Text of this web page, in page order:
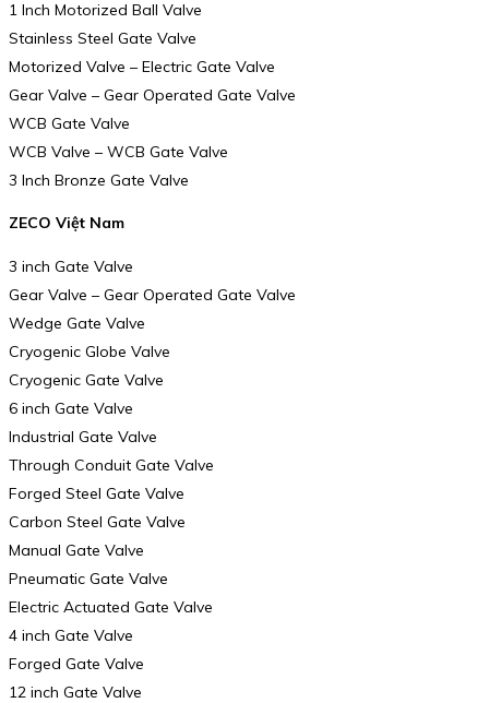
1 Inch Motorized Ball Valve
Stainless Steel Gate Valve
Motorized Valve – Electric Gate Valve
Gear Valve – Gear Operated Gate Valve
WCB Gate Valve
WCB Valve – WCB Gate Valve
3 Inch Bronze Gate Valve
ZECO Việt Nam
3 inch Gate Valve
Gear Valve – Gear Operated Gate Valve
Wedge Gate Valve
Cryogenic Globe Valve
Cryogenic Gate Valve
6 inch Gate Valve
Industrial Gate Valve
Through Conduit Gate Valve
Forged Steel Gate Valve
Carbon Steel Gate Valve
Manual Gate Valve
Pneumatic Gate Valve
Electric Actuated Gate Valve
4 inch Gate Valve
Forged Gate Valve
12 inch Gate Valve